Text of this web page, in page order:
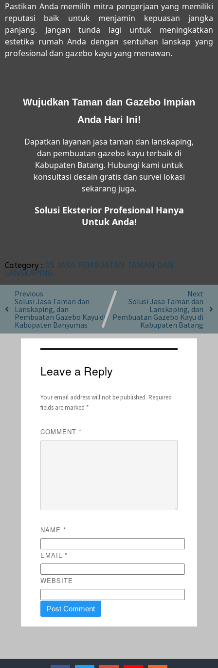
Pastikan Anda memilih mitra pengerjaan yang memiliki
reputasi baik untuk menjamin kepuasan jangka
panjang. Jangan tunda lagi untuk meningkatkan
estetika rumah Anda dengan sentuhan lanskap yang
profesional dan gazebo kayu yang menawan.
Wujudkan Taman dan Gazebo Impian
Anda Hari Ini!
Dapatkan layanan jasa taman dan lanskaping,
dan pembuatan gazebo kayu terbaik di
Kabupaten Batang. Hubungi kami untuk
konsultasi desain gratis dan survei lokasi
sekarang juga.
Solusi Eksterior Profesional Hanya
Untuk Anda!
Category : 05 JASA PEMBUATAN TAMAN DAN
LANSKAPING
Previous
Solusi Jasa Taman dan
Lanskaping, dan
Pembuatan Gazebo Kayu di
Kabupaten Banyumas
Next
Solusi Jasa Taman dan
Lanskaping, dan
Pembuatan Gazebo Kayu di
Kabupaten Batang
Leave a Reply
Your email address will not be published. Required
fields are marked *
COMMENT *
NAME *
EMAIL *
WEBSITE